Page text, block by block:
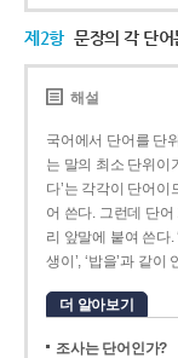
제2항 문장의 각 단어
해설
국어에서 단어를 단
는 말의 최소 단위이
다’는 각각이 단어이
어 쓴다. 그런데 단
리 앞말에 붙여 쓴다.
생이’, ‘밥을’과 같
더 알아보기
조사는 단어인가?